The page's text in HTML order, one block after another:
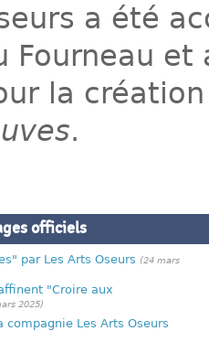
a été
Fourneau et
la
.
officiels
par Les Arts Oseurs (24 mars
"Croire aux
2025)
compagnie Les Arts Oseurs